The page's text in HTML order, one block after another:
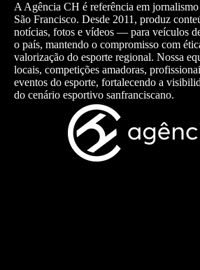
A Agência CH é referência em
São Francisco. Desde 2011, produz
notícias, fotos e vídeos — para veículos
o país, mantendo o compromisso com
valorização do esporte regional. Nossa
locais, competições amadoras,
eventos do esporte, fortalecendo a
do cenário esportivo sanfranciscano.